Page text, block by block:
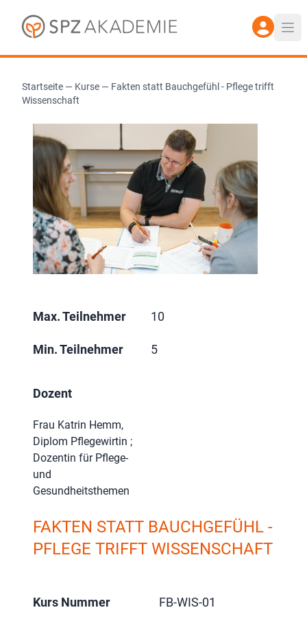
Startseite — Kurse — Fakten statt Bauchgefühl - Pflege trifft
Wissenschaft
Max. Teilnehmer 10
Min. Teilnehmer 5
Dozent
Frau Katrin Hemm,
Diplom Pflegewirtin ;
Dozentin für Pflege-
und
Gesundheitsthemen
FAKTEN STATT BAUCHGEFÜHL -
PFLEGE TRIFFT WISSENSCHAFT
Kurs Nummer
FB-WIS-01